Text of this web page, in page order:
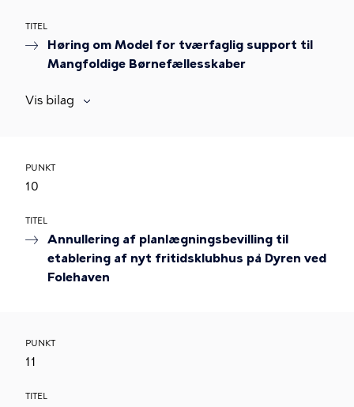
TITEL
Høring om Model for tværfaglig support til
Mangfoldige Børnefællesskaber
Vis bilag
PUNKT
10
TITEL
Annullering af planlægningsbevilling til
etablering af nyt fritidsklubhus på Dyren ved
Folehaven
PUNKT
11
TITEL